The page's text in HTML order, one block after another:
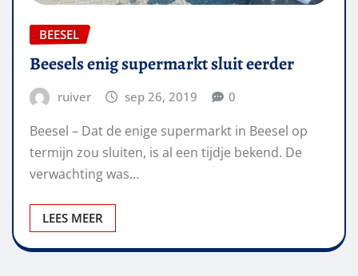
BEESEL
Beesels enig supermarkt sluit eerder
ruiver sep 26, 2019 0
Beesel – Dat de enige supermarkt in Beesel op
termijn zou sluiten, is al een tijdje bekend. De
verwachting was…
LEES MEER